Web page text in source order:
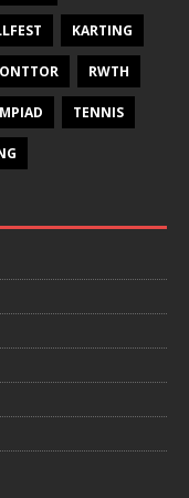
KARTING
RWTH
TENNIS